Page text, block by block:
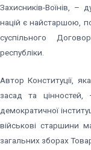
Захисників-Воїнів, –
націй є найстаршою,
суспільного
республіки.
Автор Конституції,
засад та цінностей,
демократичної
військові старшини
загальних зборах